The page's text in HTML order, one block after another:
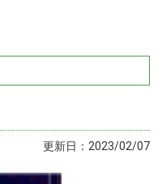
更新日：2023/02/07